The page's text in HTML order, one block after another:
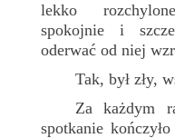
lekko
spokojnie i
oderwać od niej
Tak, był zły,
Za każdym
spotkanie